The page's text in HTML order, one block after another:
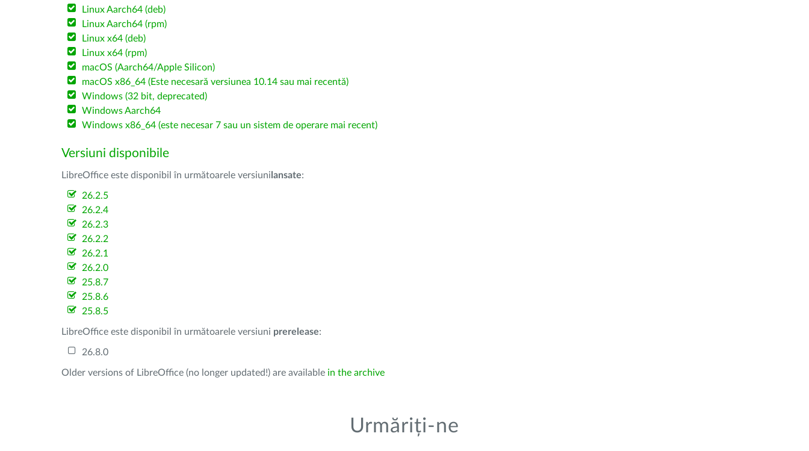
Linux Aarch64 (deb)
Linux Aarch64 (rpm)
Linux x64 (deb)
Linux x64 (rpm)
macOS (Aarch64/Apple Silicon)
macOS x86_64 (Este necesară versiunea 10.14 sau mai recentă)
Windows (32 bit, deprecated)
Windows Aarch64
Windows x86_64 (este necesar 7 sau un sistem de operare mai recent)
Versiuni disponibile
LibreOffice este disponibil în următoarele versiuni lansate:
26.2.5
26.2.4
26.2.3
26.2.2
26.2.1
26.2.0
25.8.7
25.8.6
25.8.5
LibreOffice este disponibil în următoarele versiuni prerelease:
26.8.0
Older versions of LibreOffice (no longer updated!) are available in the archive
Urmăriți-ne